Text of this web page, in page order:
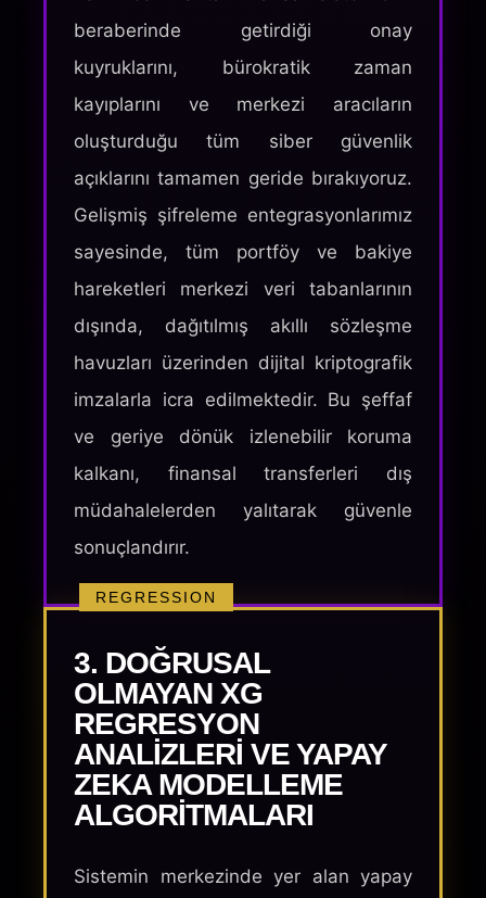
beraberinde getirdiği onay
kuyruklarını, bürokratik zaman
kayıplarını ve merkezi aracıların
oluşturduğu tüm siber güvenlik
açıklarını tamamen geride bırakıyoruz.
Gelişmiş şifreleme entegrasyonlarımız
sayesinde, tüm portföy ve bakiye
hareketleri merkezi veri tabanlarının
dışında, dağıtılmış akıllı sözleşme
havuzları üzerinden dijital kriptografik
imzalarla icra edilmektedir. Bu şeffaf
ve geriye dönük izlenebilir koruma
kalkanı, finansal transferleri dış
müdahalelerden yalıtarak güvenle
sonuçlandırır.
REGRESSION
3. DOĞRUSAL
OLMAYAN XG
REGRESYON
ANALIZLERI VE YAPAY
ZEKA MODELLEME
ALGORITMALARI
Sistemin merkezinde yer alan yapay